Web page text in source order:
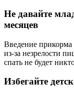
Не давайте
месяцев
Введение
из-за незрелости
спать не будет
Избегайте